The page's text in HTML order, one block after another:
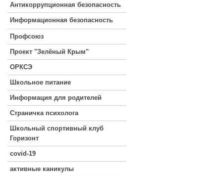
Антикоррупционная безопасность
Информационная безопасность
Профсоюз
Проект "Зелёный Крым"
ОРКСЭ
Школьное питание
Информация для родителей
Страничка психолога
Школьный спортивный клуб
Горизонт
covid-19
активные каникулы